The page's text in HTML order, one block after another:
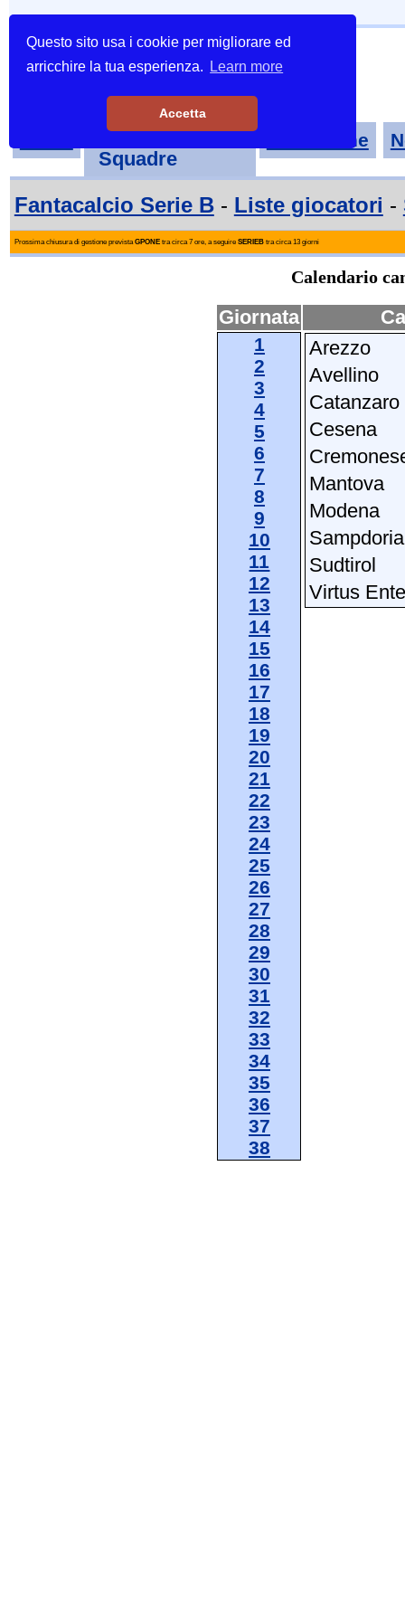
Questo sito usa i cookie per migliorare ed
arricchire la tua esperienza.
Learn more
Accetta
Tornei-
Squadre
Classifiche
Fantacalcio Serie B- Liste giocatori -
Prossima chiusura di gestione previstaGPONEtra circa 7 ore, a seguire SERIEBtra circa 13 giorni
Calendario
Giornata
1
2
3
4
5
6
7
8
9
10
11
12
13
14
15
16
17
18
19
20
21
22
23
24
25
26
27
28
29
30
31
32
33
34
35
36
37
38
Arezzo
Avellino
Catanzaro
Cesena
Mantova
Modena
Sampdoria
Sudtirol
Virtus